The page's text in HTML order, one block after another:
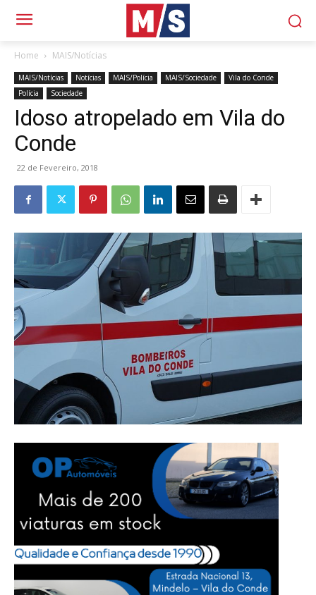
Home MAIS/Notícias
MAIS/Notícias Notícias MAIS/Polícia MAIS/Sociedade
Vila do Conde
Polícia
Sociedade
Idoso atropelado em Vila do
Conde
22 de Fevereiro, 2018